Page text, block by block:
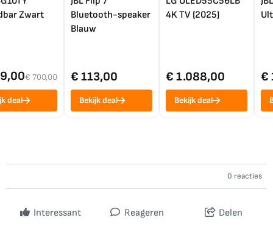
Zwart
€ 700,00
deal
Bluetooth-speaker
Blauw
€ 113,00
Bekijk deal
4K TV (2025)
€ 1.088,00
Bekijk deal
€
0 reacties
Interessant Reageren Delen